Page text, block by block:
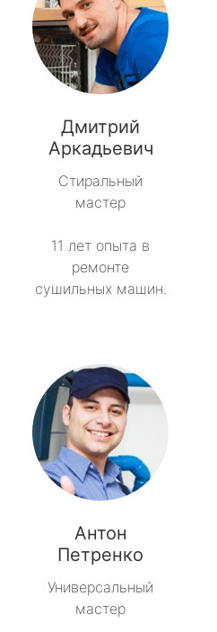
Дмитрий
Аркадьевич
Стиральный
мастер
11 лет опыта в
ремонте
сушильных машин.
Антон
Петренко
Универсальный
мастер